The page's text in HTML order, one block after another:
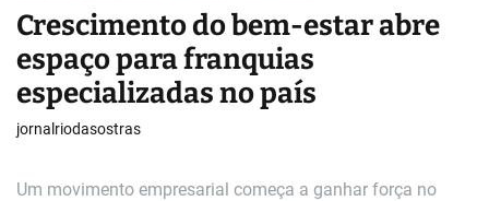
Crescimento do bem-estar abre
espaço para franquias
especializadas no país
jornalriodasostras
Um movimento empresarial começa a ganhar força no